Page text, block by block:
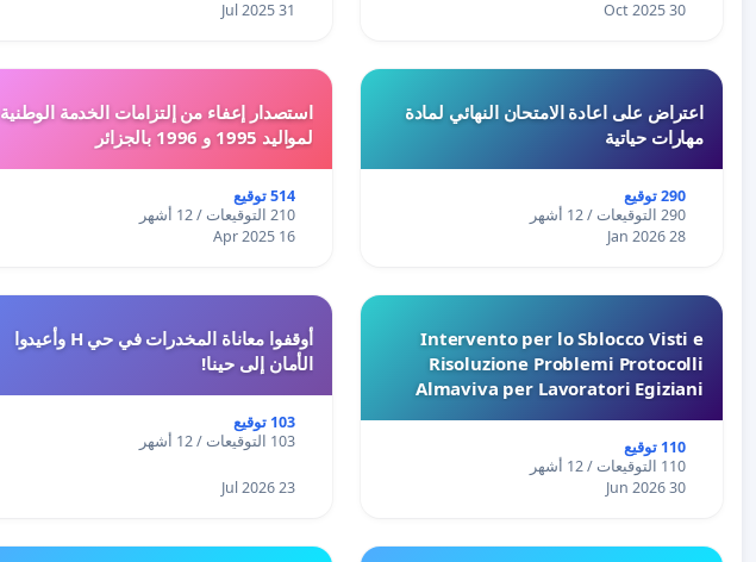
30 Oct 2025
31 Jul 2025
اعتراض على اعادة الامتحان النهائي لمادة
مهارات حياتية
290 توقيع
290 التوقيعات / 12 أشهر
28 Jan 2026
استصدار إعفاء من إلتزامات الخدمة الوطنية
لمواليد 1995 و 1996 بالجزائر
514 توقيع
210 التوقيعات / 12 أشهر
16 Apr 2025
Intervento per lo Sblocco Visti e
Risoluzione Problemi Protocolli
Almaviva per Lavoratori Egiziani
110 توقيع
110 التوقيعات / 12 أشهر
30 Jun 2026
أوقفوا معاناة المخدرات في حي H وأعيدوا
الأمان إلى حينا!
103 توقيع
103 التوقيعات / 12 أشهر
23 Jul 2026